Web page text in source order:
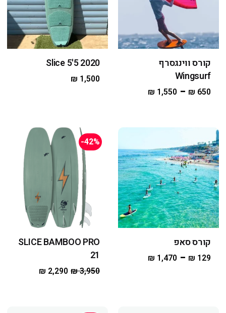
קורס ווינגסרף
Wingsurf
₪ 650
–
₪ 1,550
2020 Slice 5'5
₪ 1,500
קורס סאפ
₪ 129
–
₪ 1,470
-42%
SLICE BAMBOO PRO
21
₪3,950
₪ 2,290